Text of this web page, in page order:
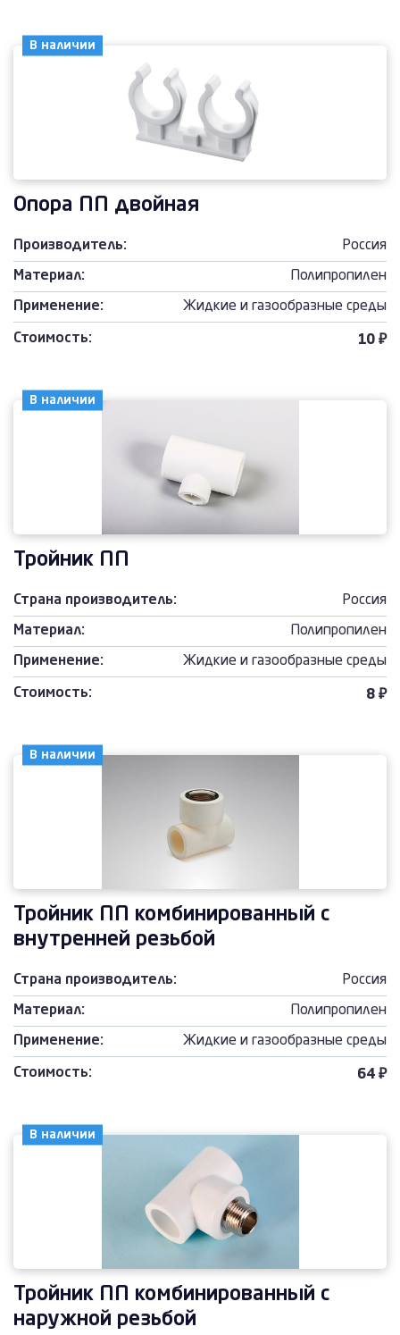
В наличии
Опора ПП двойная
Производитель: Россия
Материал: Полипропилен
Применение: Жидкие и газообразные среды
Стоимость: 10 ₽
В наличии
Тройник ПП
Страна производитель: Россия
Материал: Полипропилен
Применение: Жидкие и газообразные среды
Стоимость: 8 ₽
В наличии
Тройник ПП комбинированный с
внутренней резьбой
Страна производитель: Россия
Материал: Полипропилен
Применение: Жидкие и газообразные среды
Стоимость: 64 ₽
В наличии
Тройник ПП комбинированный с
наружной резьбой